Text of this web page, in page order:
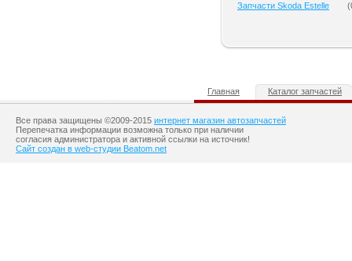
Запчасти Skoda Estelle (
Главная Каталог запчастей
Все права защищены ©2009-2015 интернет магазин автозапчастей
Перепечатка информации возможна только при наличии
согласия администратора и активной ссылки на источник!
Сайт создан в web-студии Beatom.net